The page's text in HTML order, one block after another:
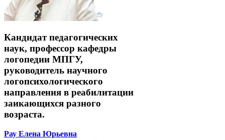
Кандидат педагогических
наук, профессор кафедры
логопедии МПГУ,
руководитель научного
логопсихологического
направления в реабилитации
заикающихся разного
возраста.
Рау Елена Юрьевна